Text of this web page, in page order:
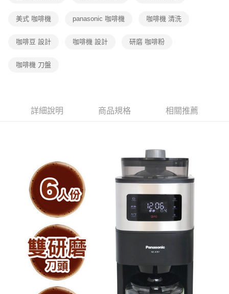
美式 咖啡機 panasonic 咖啡機 咖啡機 清洗
咖啡豆 設計 咖啡機 設計 研磨 咖啡粉
咖啡機 刀盤
詳細說明 商品規格 相關推薦